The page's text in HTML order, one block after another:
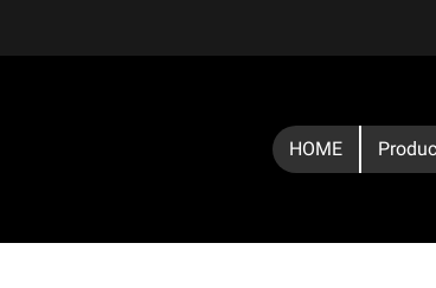
HOME